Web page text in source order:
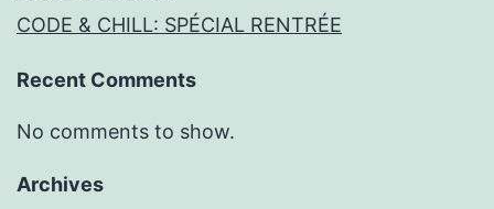
CODE & CHILL: SPÉCIAL RENTRÉE
Recent Comments
No comments to show.
Archives